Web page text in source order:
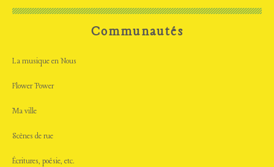
Communautés
La musique en Nous
Flower Power
Ma ville
Scènes de rue
Écritures, poésie, etc.